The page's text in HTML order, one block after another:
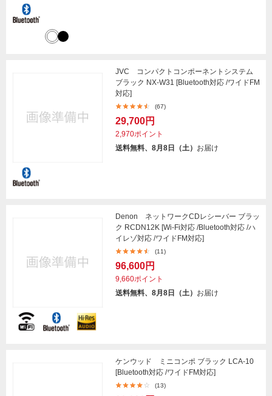
JVC コンパクトコンポーネントシステム
ブラック NX-W31 [Bluetooth対応 /ワイドFM
対応]
(67)
29,700円
2,970ポイント
送料無料、8月8日（土） お届け
Denon ネットワークCDレシーバー ブラッ
ク RCDN12K [Wi-Fi対応 /Bluetooth対応 /ハ
イレゾ対応 /ワイドFM対応]
(11)
96,600円
9,660ポイント
送料無料、8月8日（土） お届け
ケンウッド ミニコンポ ブラック LCA-10
[Bluetooth対応 /ワイドFM対応]
(13)